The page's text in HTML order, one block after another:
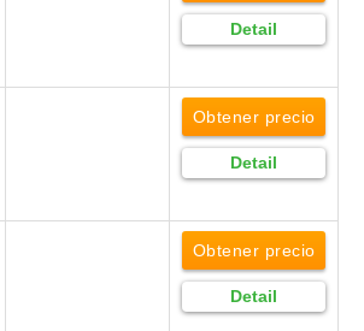
Detail
Obtener precio
Detail
Obtener precio
Detail